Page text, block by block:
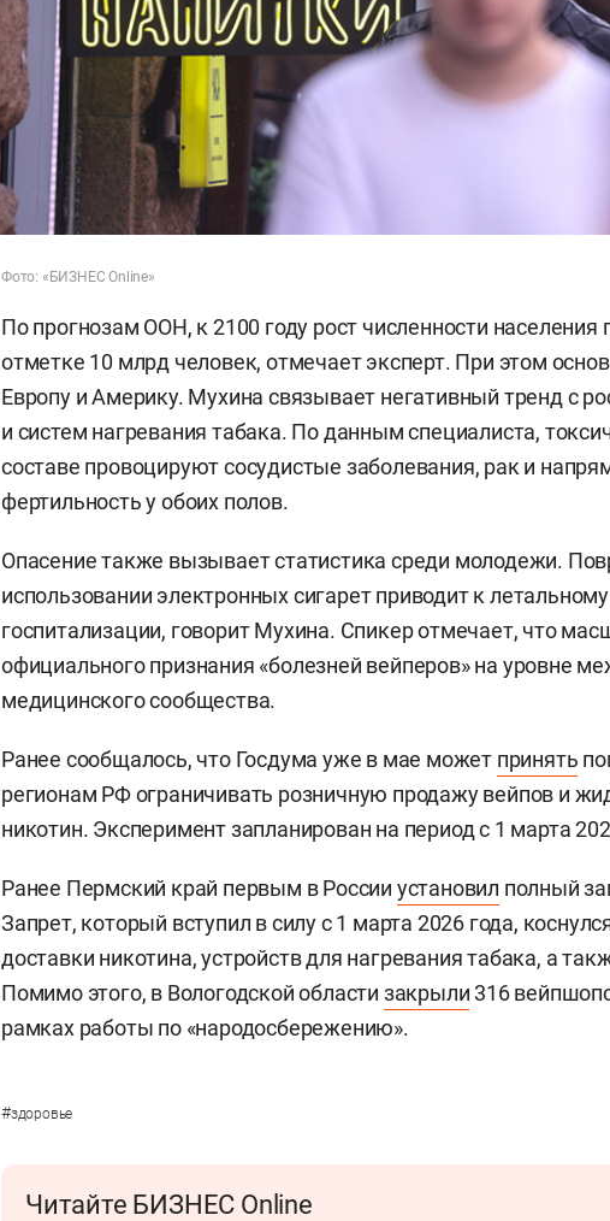
Фото: «БИЗНЕС Online»
По прогнозам ООН, к 2100 году рост численности населения
отметке 10 млрд человек, отмечает эксперт. При этом
Европу и Америку. Мухина связывает негативный тренд с
и систем нагревания табака. По данным специалиста,
составе провоцируют сосудистые заболевания, рак и
фертильность у обоих полов.
Опасение также вызывает статистика среди молодежи.
использовании электронных сигарет приводит к
госпитализации, говорит Мухина. Спикер отмечает, что
официального признания «болезней вейперов» на уровне
медицинского сообщества.
Ранее сообщалось, что Госдума уже в мае может принять
регионам РФ ограничивать розничную продажу вейпов и
никотин. Эксперимент запланирован на период с 1 марта
Ранее Пермский край первым в России установил полный
Запрет, который вступил в силу с 1 марта 2026 года,
доставки никотина, устройств для нагревания табака, а
Помимо этого, в Вологодской области закрыли 316
рамках работы по «народосбережению».
#здоровье
Читайте БИЗНЕС Online